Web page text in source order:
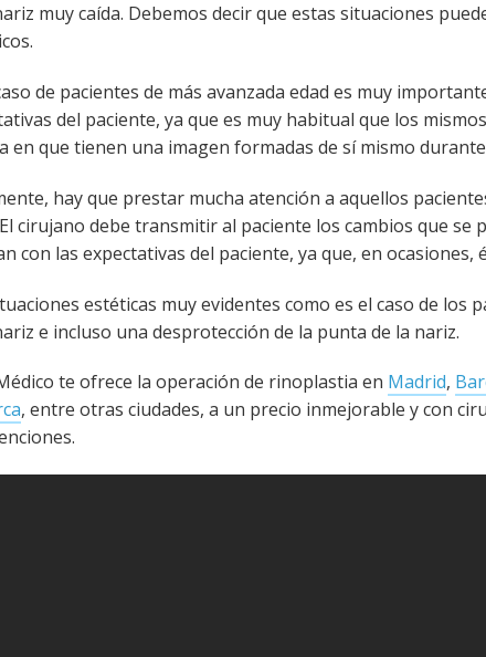
muy caída. Debemos decir que estas situaciones
de pacientes de más avanzada edad es muy
del paciente, ya que es muy habitual que los
en que tienen una imagen formadas de sí mismo
hay que prestar mucha atención a aquellos
cirujano debe transmitir al paciente los cambios que se
con las expectativas del paciente, ya que, en ocasiones,
estéticas muy evidentes como es el caso de los
e incluso una desprotección de la punta de la nariz.
te ofrece la operación de rinoplastia en Madrid,
, entre otras ciudades, a un precio inmejorable y con